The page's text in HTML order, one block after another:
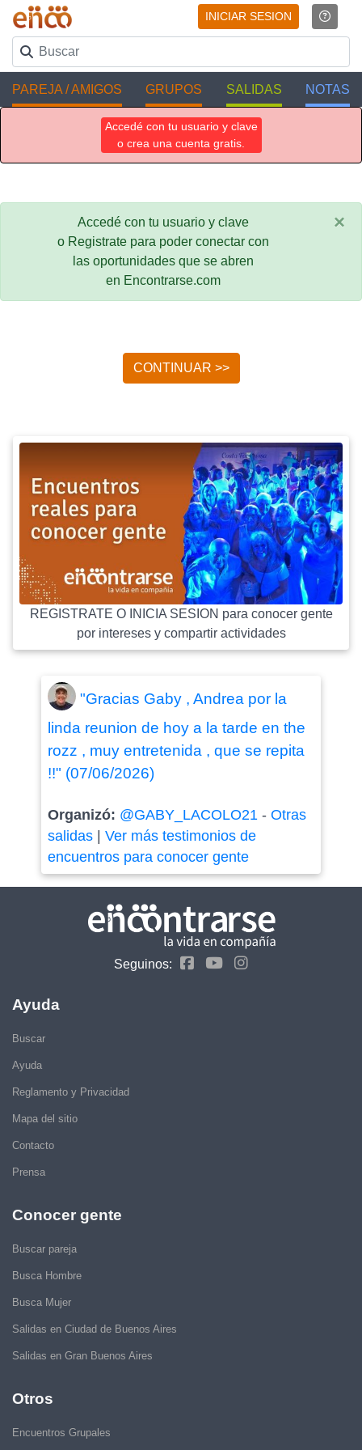
INICIAR SESION
PAREJA / AMIGOS GRUPOS SALIDAS NOTAS
Accedé con tu usuario y clave
o crea una cuenta gratis.
Accedé con tu usuario y clave
o Registrate para poder conectar con
las oportunidades que se abren
en Encontrarse.com
×
CONTINUAR >>
REGISTRATE O INICIA SESION para conocer gente
por intereses y compartir actividades
"Gracias Gaby , Andrea por la
linda reunion de hoy a la tarde en the
rozz , muy entretenida , que se repita
!!" (07/06/2026)
Organizó: @GABY_LACOLO21- Otras
salidas| Ver más testimonios de
encuentros para conocer gente
Seguinos:
Ayuda
Buscar
Ayuda
Reglamento y Privacidad
Mapa del sitio
Contacto
Prensa
Conocer gente
Buscar pareja
Busca Hombre
Busca Mujer
Salidas en Ciudad de Buenos Aires
Salidas en Gran Buenos Aires
Otros
Encuentros Grupales